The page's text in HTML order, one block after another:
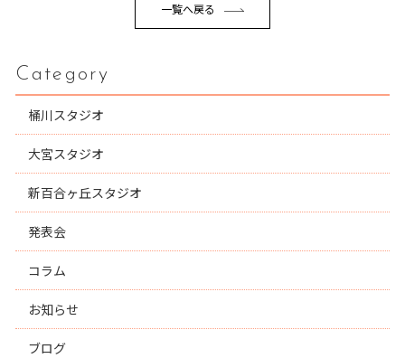
一覧へ戻る
Category
桶川スタジオ
大宮スタジオ
新百合ヶ丘スタジオ
発表会
コラム
お知らせ
ブログ